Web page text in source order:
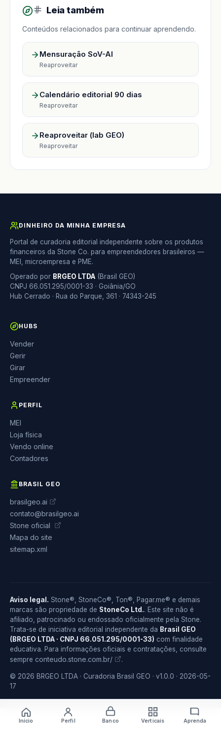
Leia também
Conteúdos relacionados para continuar aprendendo.
Mensuração SoV-AI
Reaproveitar
Calendário editorial 90 dias
Reaproveitar
Reaproveitar (lab GEO)
Reaproveitar
DINHEIRO DA MINHA EMPRESA
Portal de curadoria editorial independente sobre os produtos
financeiros da Stone Co. para empreendedores brasileiros —
MEI, microempresa e PME.
Operado por BRGEO LTDA (Brasil GEO)
CNPJ 66.051.295/0001-33 · Goiânia/GO
Hub Cerrado · Rua do Parque, 361 · 74343-245
HUBS
Vender
Gerir
Girar
Empreender
PERFIL
MEI
Loja física
Vendo online
Contadores
BRASIL GEO
brasilgeo.ai
contato@brasilgeo.ai
Stone oficial
Mapa do site
sitemap.xml
Aviso legal. Stone®, StoneCo®, Ton®, Pagar.me® e demais
marcas são propriedade de StoneCo Ltd.. Este site não é
afiliado, patrocinado ou endossado oficialmente pela Stone.
Trata-se de iniciativa editorial independente da Brasil GEO
(BRGEO LTDA · CNPJ 66.051.295/0001-33) com finalidade
educativa. Para informações oficiais e contratações, consulte
sempre conteudo.stone.com.br/ .
© 2026 BRGEO LTDA · Curadoria Brasil GEO · v1.0.0 · 2026-05-
17
Início Perfil Banco Verticais Aprenda